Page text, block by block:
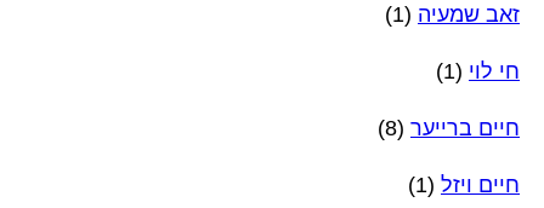
זאב שמעיה (1)
חי לוי (1)
חיים ברייער (8)
חיים ויזל (1)